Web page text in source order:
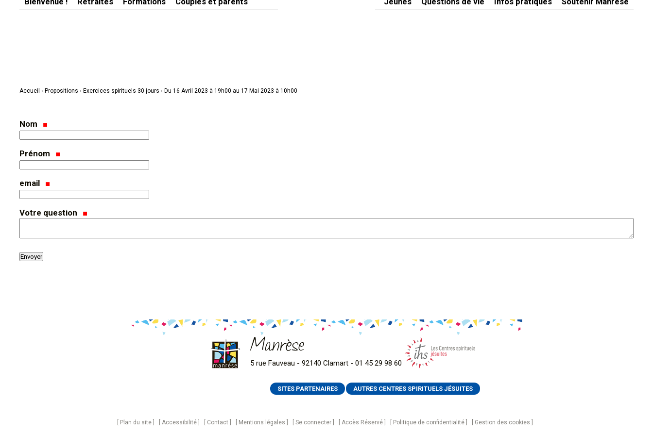
Accueil › Propositions › Exercices spirituels 30 jours › Du 16 Avril 2023 à 19h00 au 17 Mai 2023 à 10h00
Nom
Prénom
email
Votre question
Manrèse
5 rue Fauveau - 92140 Clamart - 01 45 29 98 60
SITES PARTENAIRES AUTRES CENTRES SPIRITUELS JÉSUITES
Plan du site Accessibilité Contact Mentions légales Se connecter Accès Réservé Politique de confidentialité Gestion des cookies